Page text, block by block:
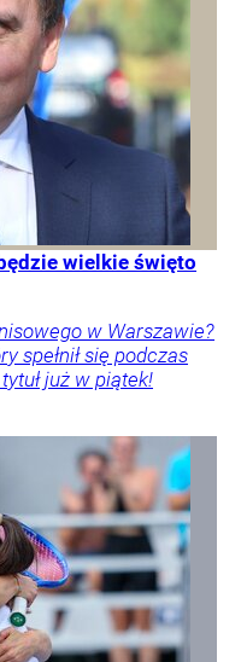
wielkie święto
w Warszawie?
spełnił się podczas
już w piątek!